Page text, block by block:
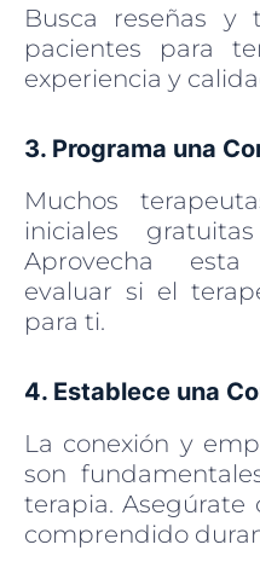
Busca reseñas y
pacientes para
experiencia y
3. Programa una
Muchos
iniciales
Aprovecha
evaluar si el
para ti.
4. Establece una
La conexión y
son
terapia.
comprendido